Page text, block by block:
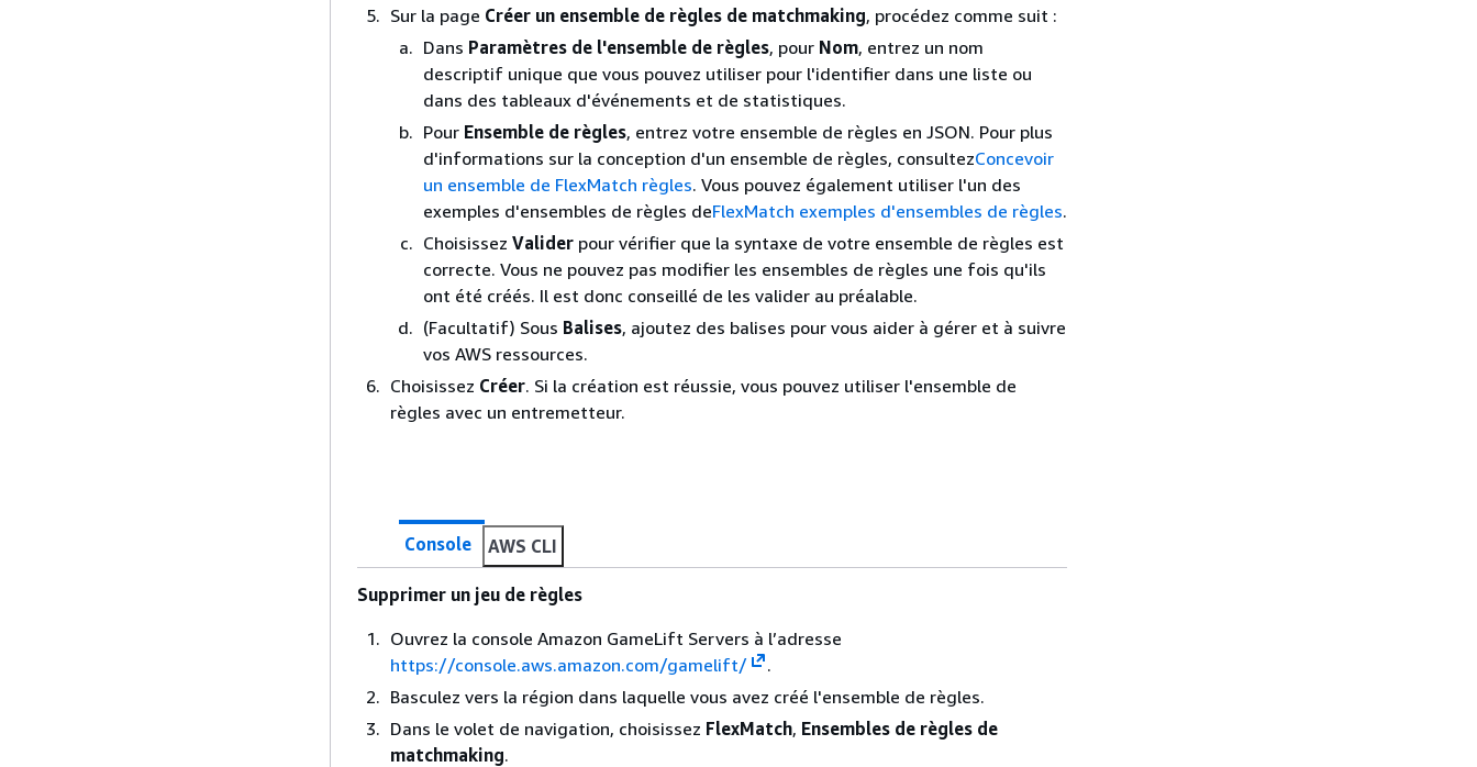
Sur la page Créer un ensemble de règles de matchmaking, procédez comme suit :
Dans Paramètres de l'ensemble de règles, pour Nom, entrez un nom
descriptif unique que vous pouvez utiliser pour l'identifier dans une liste ou
dans des tableaux d'événements et de statistiques.
Pour Ensemble de règles, entrez votre ensemble de règles en JSON. Pour plus
d'informations sur la conception d'un ensemble de règles, consultezConcevoir
un ensemble de FlexMatch règles. Vous pouvez également utiliser l'un des
exemples d'ensembles de règles deFlexMatch exemples d'ensembles de règles.
Choisissez Valider pour vérifier que la syntaxe de votre ensemble de règles est
correcte. Vous ne pouvez pas modifier les ensembles de règles une fois qu'ils
ont été créés. Il est donc conseillé de les valider au préalable.
(Facultatif) Sous Balises, ajoutez des balises pour vous aider à gérer et à suivre
vos AWS ressources.
Choisissez Créer. Si la création est réussie, vous pouvez utiliser l'ensemble de
règles avec un entremetteur.
Console AWS CLI
Supprimer un jeu de règles
Ouvrez la console Amazon GameLift Servers à l’adresse
https://console.aws.amazon.com/gamelift/
.
Basculez vers la région dans laquelle vous avez créé l'ensemble de règles.
Dans le volet de navigation, choisissez FlexMatch, Ensembles de règles de
matchmaking.